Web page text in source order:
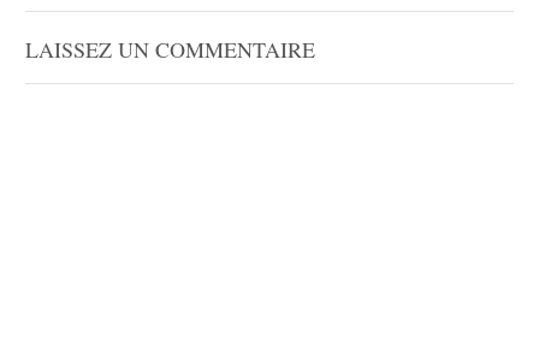
LAISSEZ UN COMMENTAIRE